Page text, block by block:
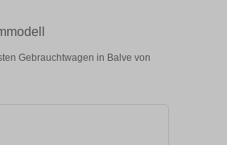
Gebrauchtwagen in Balve von